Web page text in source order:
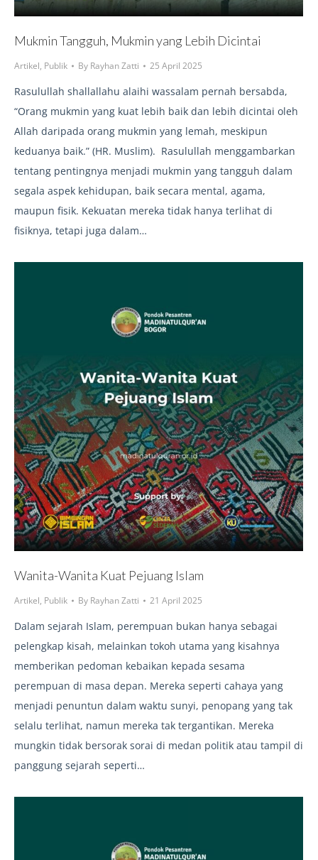
Mukmin Tangguh, Mukmin yang Lebih Dicintai
Artikel, Publik By Rayhan Zatti 25 April 2025
Rasulullah shallallahu alaihi wassalam pernah bersabda,
“Orang mukmin yang kuat lebih baik dan lebih dicintai oleh
Allah daripada orang mukmin yang lemah, meskipun
keduanya baik.” (HR. Muslim). Rasulullah menggambarkan
tentang pentingnya menjadi mukmin yang tangguh dalam
segala aspek kehidupan, baik secara mental, agama,
maupun fisik. Kekuatan mereka tidak hanya terlihat di
fisiknya, tetapi juga dalam…
Wanita-Wanita Kuat Pejuang Islam
Artikel, Publik By Rayhan Zatti 21 April 2025
Dalam sejarah Islam, perempuan bukan hanya sebagai
pelengkap kisah, melainkan tokoh utama yang kisahnya
memberikan pedoman kebaikan kepada sesama
perempuan di masa depan. Mereka seperti cahaya yang
menjadi penuntun dalam waktu sunyi, penopang yang tak
selalu terlihat, namun mereka tak tergantikan. Mereka
mungkin tidak bersorak sorai di medan politik atau tampil di
panggung sejarah seperti…